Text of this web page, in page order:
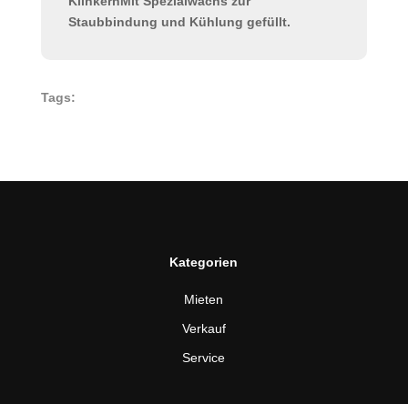
Staubbindung und Kühlung gefüllt.
Tags:
Kategorien
Mieten
Verkauf
Service